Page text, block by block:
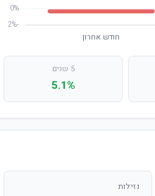
5 שנים
5.1%
נזילות